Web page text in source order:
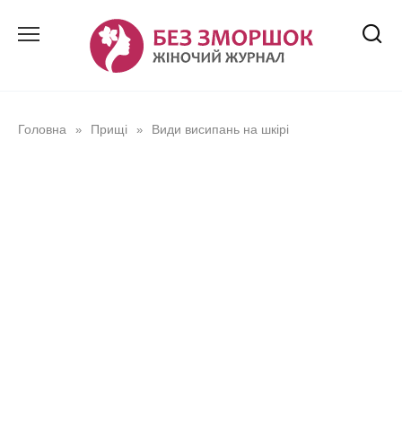
Головна » Прищі » Види висипань на шкірі